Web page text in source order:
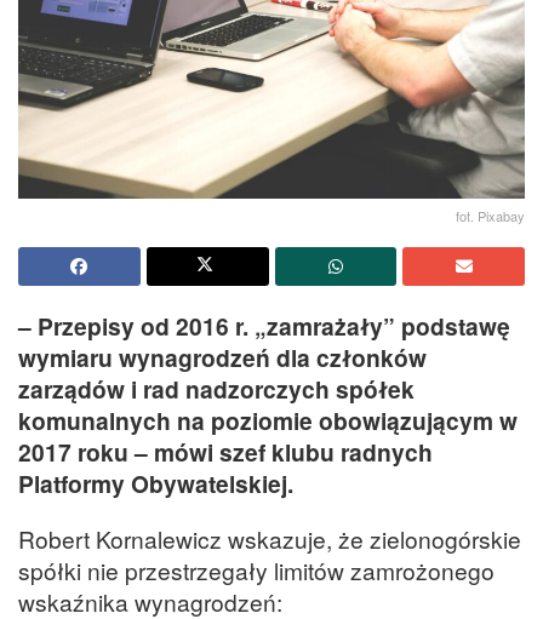
fot. Pixabay
– Przepisy od 2016 r. „zamrażały” podstawę
wymiaru wynagrodzeń dla członków
zarządów i rad nadzorczych spółek
komunalnych na poziomie obowiązującym w
2017 roku – mówi szef klubu radnych
Platformy Obywatelskiej.
Robert Kornalewicz wskazuje, że zielonogórskie
spółki nie przestrzegały limitów zamrożonego
wskaźnika wynagrodzeń: